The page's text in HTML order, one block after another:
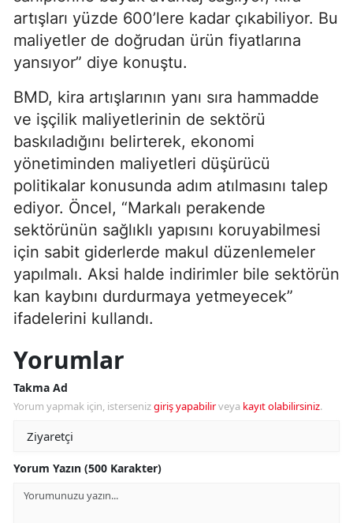
artışları yüzde 600’lere kadar çıkabiliyor. Bu
maliyetler de doğrudan ürün fiyatlarına
yansıyor” diye konuştu.
BMD, kira artışlarının yanı sıra hammadde
ve işçilik maliyetlerinin de sektörü
baskıladığını belirterek, ekonomi
yönetiminden maliyetleri düşürücü
politikalar konusunda adım atılmasını talep
ediyor. Öncel, “Markalı perakende
sektörünün sağlıklı yapısını koruyabilmesi
için sabit giderlerde makul düzenlemeler
yapılmalı. Aksi halde indirimler bile sektörün
kan kaybını durdurmaya yetmeyecek”
ifadelerini kullandı.
Yorumlar
Takma Ad
Yorum yapmak için, istersenizgiriş yapabilirveya kayıt olabilirsiniz.
Yorum Yazın (500 Karakter)